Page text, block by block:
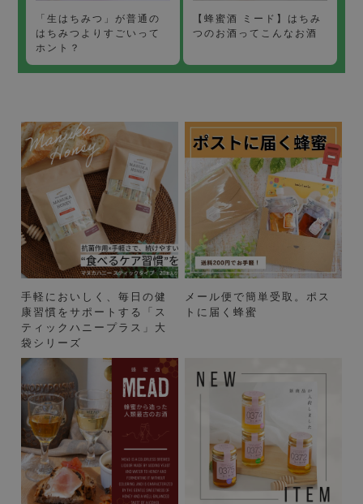
「生はちみつ」が普通の
はちみつよりすごいって
ホント？
【蜂蜜酒 ミード】はちみ
つのお酒ってこんなお酒
手軽においしく、毎日の健
康習慣をサポートする「ス
ティックハニープラス」大
袋シリーズ
メール便で簡単受取。ポス
トに届く蜂蜜